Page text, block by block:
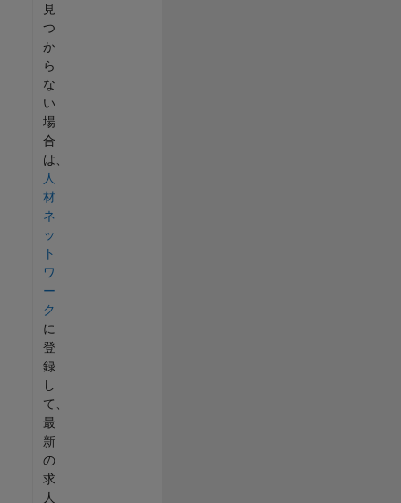
見
つ
か
ら
な
い
場
合
は、
人
材
ネ
ッ
ト
ワ
ー
ク
に
登
録
し
て、
最
新
の
求
人